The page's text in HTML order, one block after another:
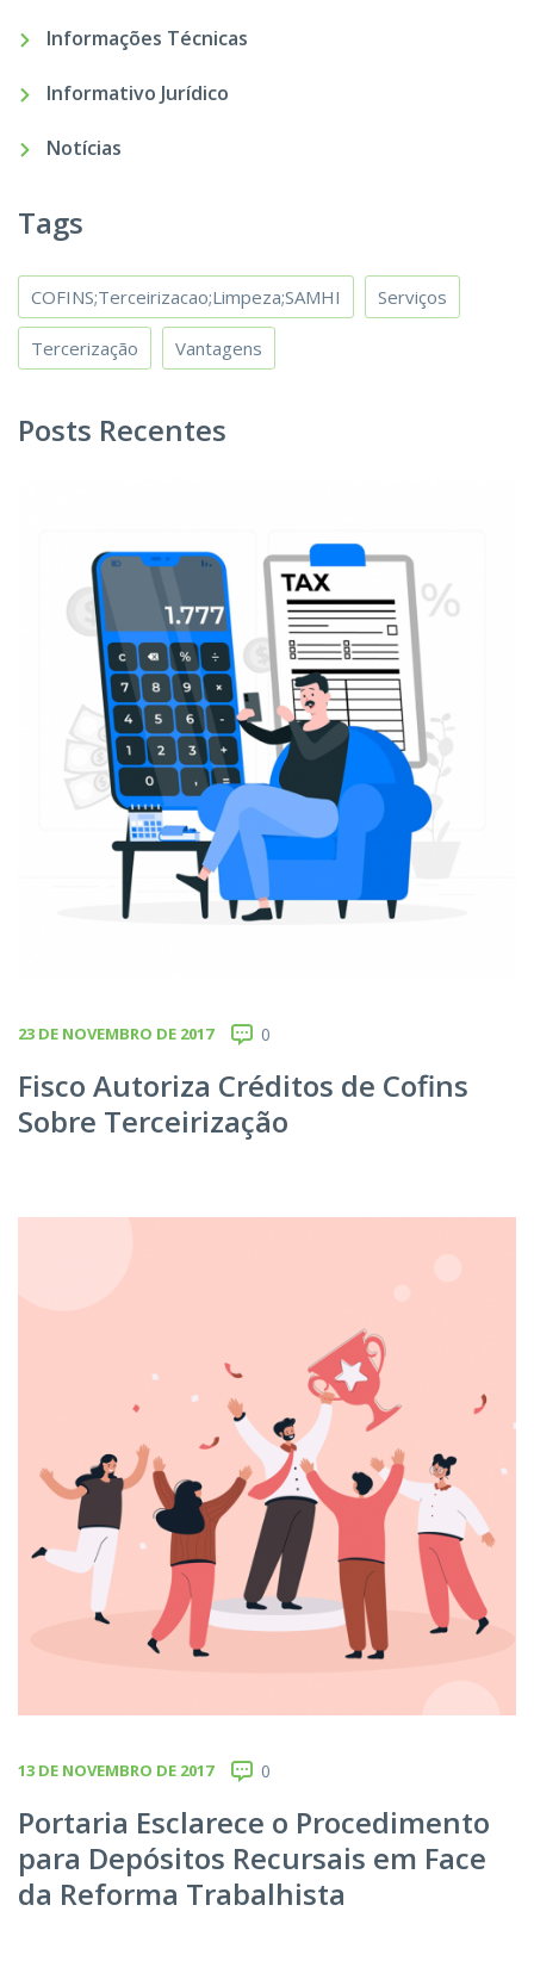
Informações Técnicas
Informativo Jurídico
Notícias
Tags
COFINS;Terceirizacao;Limpeza;SAMHI Serviços
Tercerização Vantagens
Posts Recentes
23 DE NOVEMBRO DE 2017 0
Fisco Autoriza Créditos de Cofins
Sobre Terceirização
13 DE NOVEMBRO DE 2017 0
Portaria Esclarece o Procedimento
para Depósitos Recursais em Face
da Reforma Trabalhista